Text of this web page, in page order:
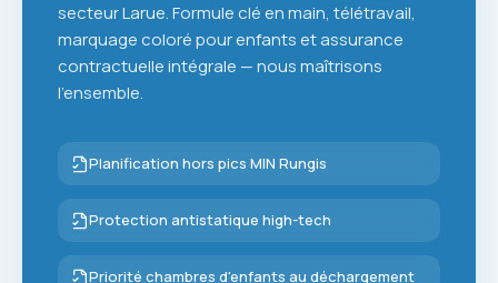
secteur Larue. Formule clé en main, télétravail,
marquage coloré pour enfants et assurance
contractuelle intégrale — nous maîtrisons
l'ensemble.
Planification hors pics MIN Rungis
Protection antistatique high-tech
Priorité chambres d'enfants au déchargement